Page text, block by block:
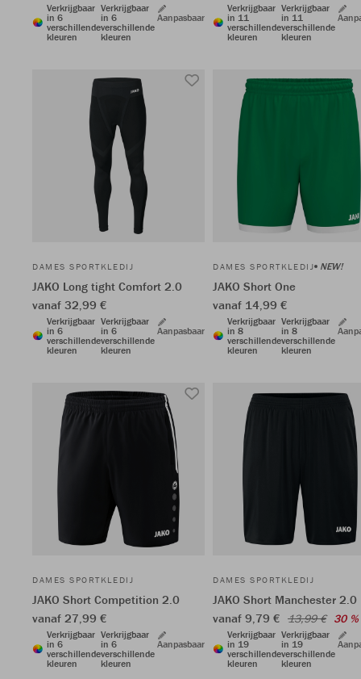
Verkrijgbaar
in 6
verschillende
kleuren
Verkrijgbaar
in 6
verschillende
kleuren
Aanpasbaar
Verkrijgbaar
in 11
verschillende
kleuren
Verkrijgbaar
in 11
verschillende
kleuren
DAMES SPORTKLEDIJ
JAKO Long tight Comfort 2.0
vanaf 32,99 €
Verkrijgbaar
in 6
verschillende
kleuren
Verkrijgbaar
in 6
verschillende
kleuren
Aanpasbaar
DAMES SPORTKLEDIJ NEW!
JAKO Short One
vanaf 14,99 €
Verkrijgbaar
in 8
verschillende
kleuren
Verkrijgbaar
in 8
verschillende
kleuren
DAMES SPORTKLEDIJ
JAKO Short Competition 2.0
vanaf 27,99 €
Verkrijgbaar
in 6
verschillende
kleuren
Verkrijgbaar
in 6
verschillende
kleuren
Aanpasbaar
DAMES SPORTKLEDIJ
JAKO Short Manchester 2.0
vanaf 9,79 € 13,99 € 30 %
Verkrijgbaar
in 19
verschillende
kleuren
Verkrijgbaar
in 19
verschillende
kleuren